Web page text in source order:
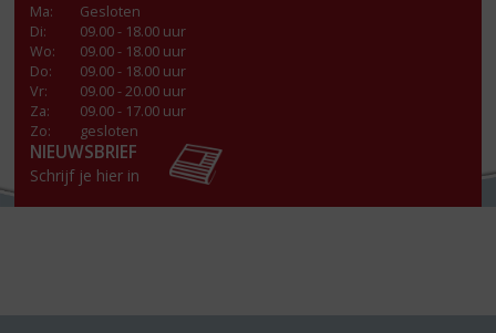
Ma:
Gesloten
Di:
09.00 - 18.00 uur
Wo:
09.00 - 18.00 uur
Do:
09.00 - 18.00 uur
Vr:
09.00 - 20.00 uur
Za:
09.00 - 17.00 uur
Zo:
gesloten
NIEUWSBRIEF
Schrijf je hier in